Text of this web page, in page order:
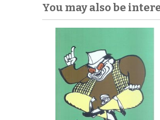
You may also be